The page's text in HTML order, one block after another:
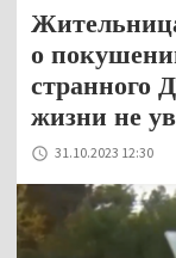
о
странного
жизни не
31.10.2023 12:30